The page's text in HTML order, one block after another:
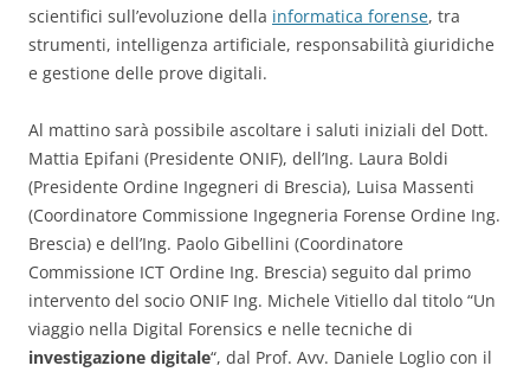
scientifici sull’evoluzione della informatica forense, tra
strumenti, intelligenza artificiale, responsabilità giuridiche
e gestione delle prove digitali.
Al mattino sarà possibile ascoltare i saluti iniziali del Dott.
Mattia Epifani (Presidente ONIF), dell’Ing. Laura Boldi
(Presidente Ordine Ingegneri di Brescia), Luisa Massenti
(Coordinatore Commissione Ingegneria Forense Ordine Ing.
Brescia) e dell’Ing. Paolo Gibellini (Coordinatore
Commissione ICT Ordine Ing. Brescia) seguito dal primo
intervento del socio ONIF Ing. Michele Vitiello dal titolo “Un
viaggio nella Digital Forensics e nelle tecniche di
investigazione digitale“, dal Prof. Avv. Daniele Loglio con il